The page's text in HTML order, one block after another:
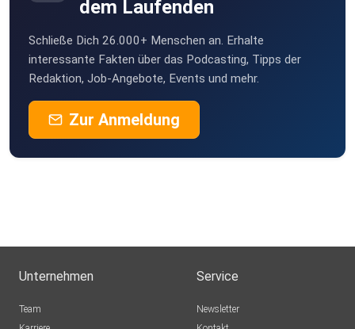
dem Laufenden
Schließe Dich 26.000+ Menschen an. Erhalte
interessante Fakten über das Podcasting, Tipps der
Redaktion, Job-Angebote, Events und mehr.
Zur Anmeldung
Unternehmen
Team
Service
Newsletter